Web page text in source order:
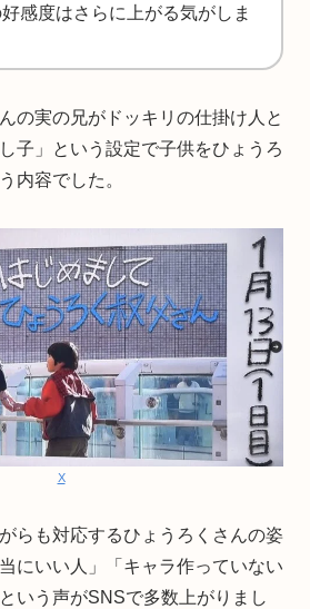
好感度はさらに上がる気がしま
の実の兄がドッキリの仕掛け人と
子」という設定で子供をひょうろ
内容でした。
X
らも対応するひょうろくさんの姿
にいい人」「キャラ作っていない
いう声がSNSで多数上がりまし